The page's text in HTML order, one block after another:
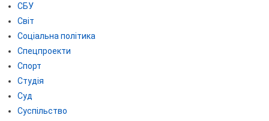
СБУ
Світ
Соціальна політика
Спецпроекти
Спорт
Студія
Суд
Суспільство